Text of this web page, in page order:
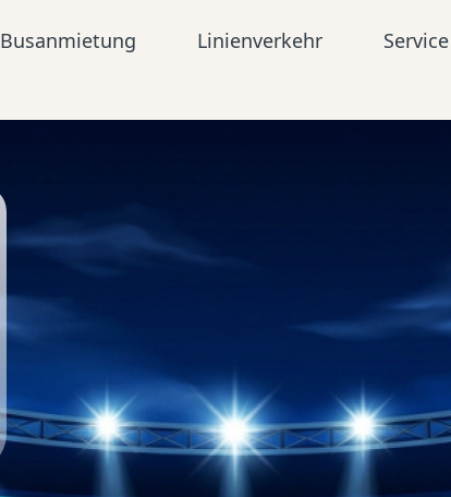
Busanmietung Linienverkehr
Service